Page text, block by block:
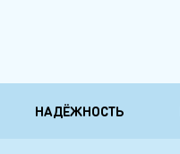
НАДЁЖНОСТЬ